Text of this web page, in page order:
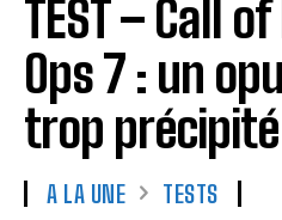
TEST – Call
Ops 7 : un
trop précipité
A LA UNE TESTS